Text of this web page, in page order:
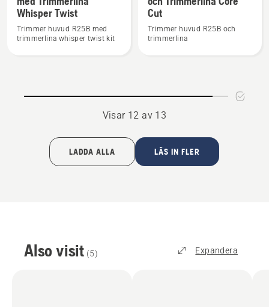
om
Trimmer
Huvud
Whisper Twist
Trimmer huvud R25B med
trimmerlina whisper twist kit
om
Trimmer
Huvud
Cut
Cut
Trimmer huvud R25B och
trimmerlina
Visar 12 av 13
LADDA ALLA LÄS IN FLER
Also visit (5) Expandera